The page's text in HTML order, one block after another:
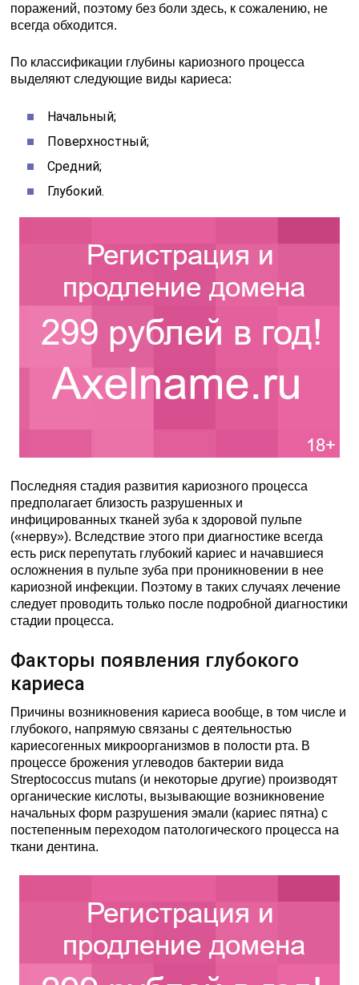
поражений, поэтому без боли здесь, к сожалению, не
всегда обходится.
По классификации глубины кариозного процесса
выделяют следующие виды кариеса:
Начальный;
Поверхностный;
Средний;
Глубокий.
Последняя стадия развития кариозного процесса
предполагает близость разрушенных и
инфицированных тканей зуба к здоровой пульпе
(«нерву»). Вследствие этого при диагностике всегда
есть риск перепутать глубокий кариес и начавшиеся
осложнения в пульпе зуба при проникновении в нее
кариозной инфекции. Поэтому в таких случаях лечение
следует проводить только после подробной диагностики
стадии процесса.
Факторы появления глубокого
кариеса
Причины возникновения кариеса вообще, в том числе и
глубокого, напрямую связаны с деятельностью
кариесогенных микроорганизмов в полости рта. В
процессе брожения углеводов бактерии вида
Streptococcus mutans (и некоторые другие) производят
органические кислоты, вызывающие возникновение
начальных форм разрушения эмали (кариес пятна) с
постепенным переходом патологического процесса на
ткани дентина.